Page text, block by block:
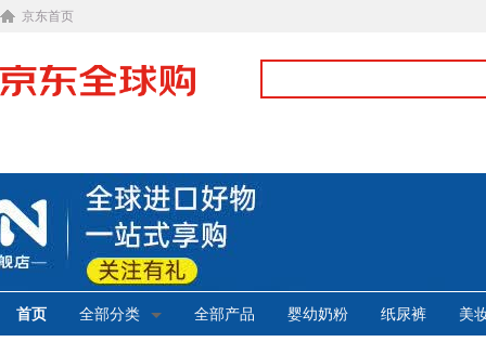
京东首页
首页 全部分类 全部产品 婴幼奶粉 纸尿裤 美